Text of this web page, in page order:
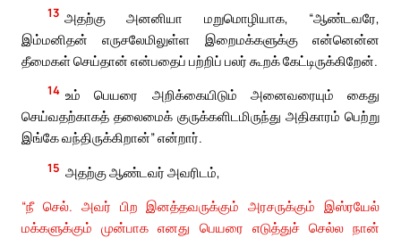
13 அதற்கு அனனியா மறுமொழியாக, “ஆண்டவரே,
இம்மனிதன் எருசலேமிலுள்ள இறைமக்களுக்கு என்னென்ன
தீமைகள் செய்தான் என்பதைப் பற்றிப் பலர் கூறக் கேட்டிருக்கிறேன்.
14 உம் பெயரை அறிக்கையிடும் அனைவரையும் கைது
செய்வதற்காகத் தலைமைக் குருக்களிடமிருந்து அதிகாரம் பெற்று
இங்கே வந்திருக்கிறான்” என்றார்.
15 அதற்கு ஆண்டவர் அவரிடம்,
“நீ செல். அவர் பிற இனத்தவருக்கும் அரசருக்கும் இஸ்ரயேல்
மக்களுக்கும் முன்பாக எனது பெயரை எடுத்துச் செல்ல நான்